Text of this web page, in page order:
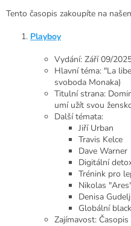
Tento časopis zakoupíte na
Playboy
Vydání: Září 09/
Hlavní téma: "La
svoboda Monaka)
Titulní strana:
umí užít svou
Další témata:
Jiří Urban
Travis Kelce
Dave Warner
Digitální
Trénink pro
Nikolas
Denisa
Globální
Zajímavost: